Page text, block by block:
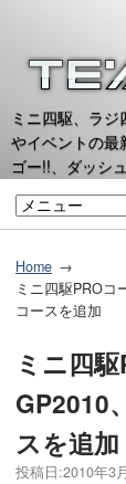
ミニ四駆、ラ
やイベントの最
ゴー!!、ダッシ
Home
ミニ四駆PROコ
コースを追加
ミニ四
GP2010
スを追加
投稿日:2010年3